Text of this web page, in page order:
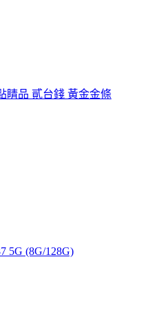
睛品 貳台錢 黃金金條
5G (8G/128G)